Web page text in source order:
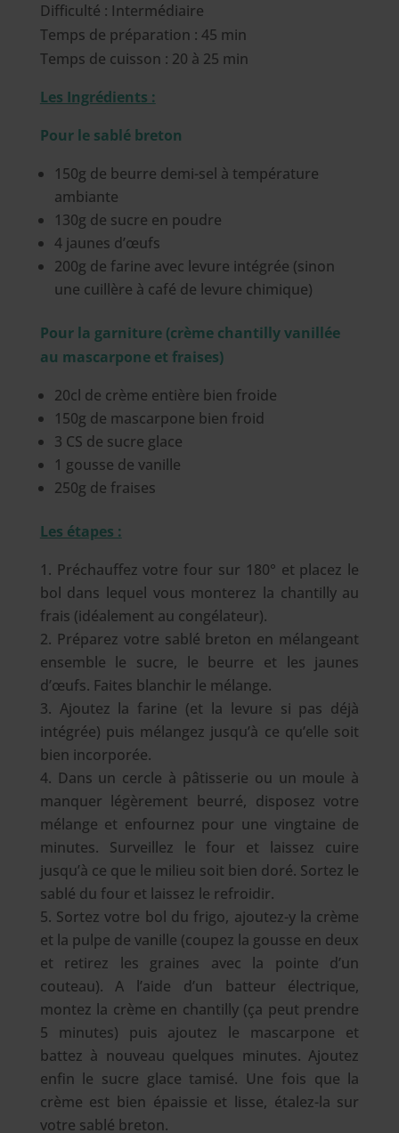
Difficulté : Intermédiaire
Temps de préparation : 45 min
Temps de cuisson : 20 à 25 min
Les Ingrédients :
Pour le sablé breton
150g de beurre demi-sel à température
ambiante
130g de sucre en poudre
4 jaunes d’œufs
200g de farine avec levure intégrée (sinon
une cuillère à café de levure chimique)
Pour la garniture (crème chantilly vanillée
au mascarpone et fraises)
20cl de crème entière bien froide
150g de mascarpone bien froid
3 CS de sucre glace
1 gousse de vanille
250g de fraises
Les étapes :
Préchauffez votre four sur 180° et placez le
bol dans lequel vous monterez la chantilly au
frais (idéalement au congélateur).
Préparez votre sablé breton en mélangeant
ensemble le sucre, le beurre et les jaunes
d’œufs. Faites blanchir le mélange.
Ajoutez la farine (et la levure si pas déjà
intégrée) puis mélangez jusqu’à ce qu’elle soit
bien incorporée.
Dans un cercle à pâtisserie ou un moule à
manquer légèrement beurré, disposez votre
mélange et enfournez pour une vingtaine de
minutes. Surveillez le four et laissez cuire
jusqu’à ce que le milieu soit bien doré. Sortez le
sablé du four et laissez le refroidir.
Sortez votre bol du frigo, ajoutez-y la crème
et la pulpe de vanille (coupez la gousse en deux
et retirez les graines avec la pointe d’un
couteau). A l’aide d’un batteur électrique,
montez la crème en chantilly (ça peut prendre
5 minutes) puis ajoutez le mascarpone et
battez à nouveau quelques minutes. Ajoutez
enfin le sucre glace tamisé. Une fois que la
crème est bien épaissie et lisse, étalez-la sur
votre sablé breton.